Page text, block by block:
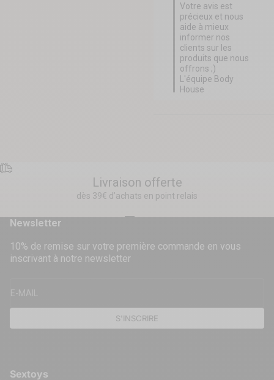
Votre avis est
précieux et nous
aide à mieux
informer nos
clients sur les
produits que nous
offrons ;)
L'équipe Body
House
Livraison offerte
dès 39€ d’achats en point relais
Sextoys
Newsletter
10% de remise sur votre première commande en vous
inscrivant à notre newsletter
E-MAIL
S'INSCRIRE